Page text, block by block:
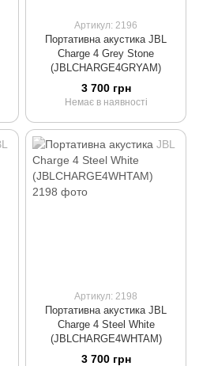
Артикул: 2196
Портативна акустика JBL
Charge 4 Grey Stone
(JBLCHARGE4GRYAM)
3 700 грн
Немає в наявності
Артикул: 2198
Портативна акустика JBL
Charge 4 Steel White
(JBLCHARGE4WHTAM)
3 700 грн